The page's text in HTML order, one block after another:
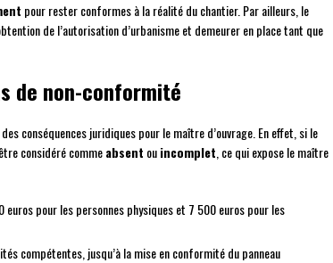
pour rester conformes à la réalité du chantier. Par ailleurs, le
de l’autorisation d’urbanisme et demeurer en place tant que
de non-conformité
conséquences juridiques pour le maître d’ouvrage. En effet, si le
considéré commeabsent ouincomplet , ce qui expose le maître
pour les personnes physiques et 7 500 euros pour les
compétentes, jusqu’à la mise en conformité du panneau